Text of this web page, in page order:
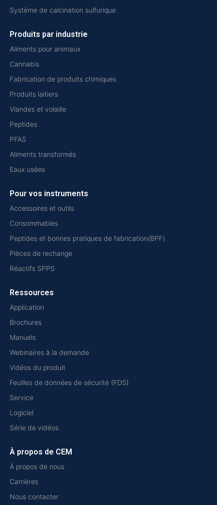
Système de calcination sulfurique
Produits par industrie
Aliments pour animaux
Cannabis
Fabrication de produits chimiques
Produits laitiers
Viandes et volaille
Peptides
PFAS
Aliments transformés
Eaux usées
Pour vos instruments
Accessoires et outils
Consommables
Peptides et bonnes pratiques de fabrication(BPF)
Pièces de rechange
Réactifs SPPS
Ressources
Application
Brochures
Manuels
Webinaires à la demande
Vidéos du produit
Feuilles de données de sécurité (FDS)
Service
Logiciel
Série de vidéos
À propos de CEM
À propos de nous
Carrières
Nous contacter